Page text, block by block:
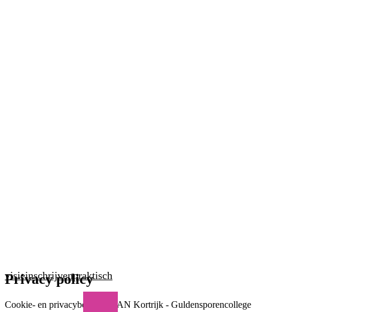
visieinschrijvenpraktisch
Privacy policy
Cookie- en privacybeleid OKAN Kortrijk - Guldensporencollege